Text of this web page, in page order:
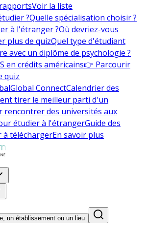
Voir la liste
?Quelle spécialisation choisir ?
à l'étranger ?Où devriez-vous
plus de quizQuel type d'étudiant
avec un diplôme de psychologie ?
en crédits américains👉 Parcourir
quiz
Global ConnectCalendrier des
tirer le meilleur parti d'un
rencontrer des universités aux
étudier à l'étrangerGuide des
à téléchargerEn savoir plus
un établissement ou un lieu